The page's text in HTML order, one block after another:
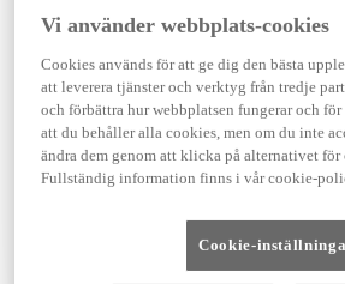
09-2023
Hybrid Bensin
Visa mer
409 900 kr
Från 4 920 kr/mån
Kontakta
Vi använder webbplats-cookies
Cookies används för att ge dig den bästa
att leverera tjänster och verktyg från tredje
och förbättra hur webbplatsen fungerar och
att du behåller alla cookies, men om du inte
ändra dem genom att klicka på alternativet
Fullständig information finns i vår cookie-
Cookie-